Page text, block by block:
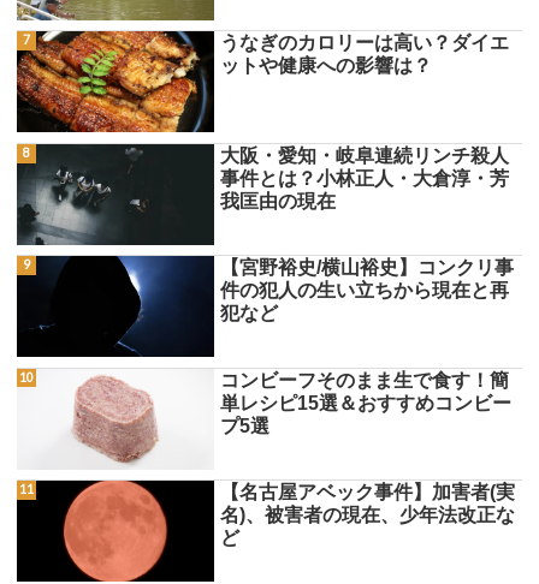
うなぎのカロリーは高い？ダイエ
ットや健康への影響は？
大阪・愛知・岐阜連続リンチ殺人
事件とは？小林正人・大倉淳・芳
我匡由の現在
【宮野裕史/横山裕史】コンクリ事
件の犯人の生い立ちから現在と再
犯など
コンビーフそのまま生で食す！簡
単レシピ15選＆おすすめコンビー
プ5選
【名古屋アベック事件】加害者(実
名)、被害者の現在、少年法改正な
ど